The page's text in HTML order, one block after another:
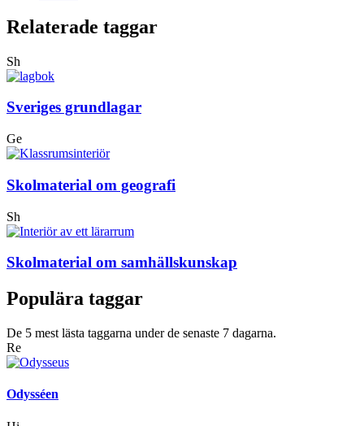
Relaterade taggar
Sh
Sveriges grundlagar
Ge
Skolmaterial om geografi
Sh
Skolmaterial om samhällskunskap
Populära taggar
De 5 mest lästa taggarna under de senaste 7 dagarna.
Re
Odysséen